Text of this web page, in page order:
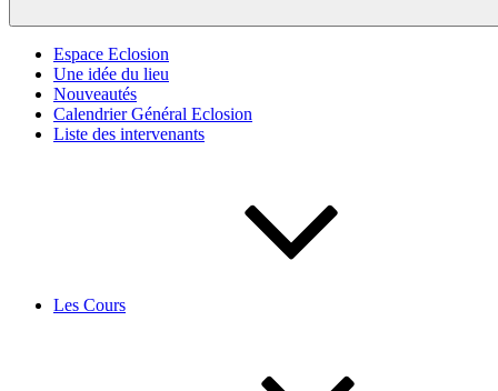
Espace Eclosion
Une idée du lieu
Nouveautés
Calendrier Général Eclosion
Liste des intervenants
Les Cours